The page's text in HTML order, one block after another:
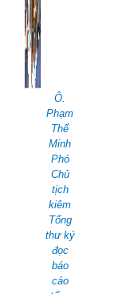
Ô.
Phạm
Thế
Minh
Phó
Chủ
tịch
kiêm
Tổng
thư ký
đọc
báo
cáo